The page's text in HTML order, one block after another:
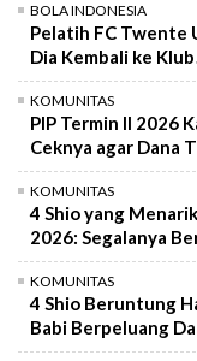
BOLA INDONESIA
Pelatih FC Twente
Dia Kembali ke
KOMUNITAS
PIP Termin II 2026
Ceknya agar Dana
KOMUNITAS
4 Shio yang
2026: Segalanya
KOMUNITAS
4 Shio Beruntung
Babi Berpeluang